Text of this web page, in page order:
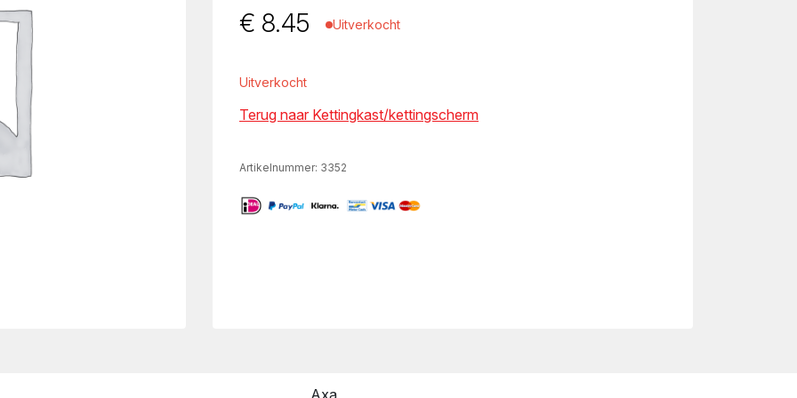
€ 8.45 Uitverkocht
Uitverkocht
Terug naar Kettingkast/kettingscherm
Artikelnummer: 3352
Axa